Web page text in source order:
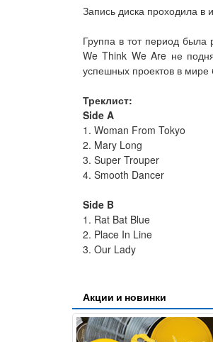
Запись диска проходила в
Группа в тот период была
We Think We Are не
успешных проектов в
Треклист:
Side A
1. Woman From Tokyo
2. Mary Long
3. Super Trouper
4. Smooth Dancer
Side B
1. Rat Bat Blue
2. Place In Line
3. Our Lady
Акции и новинки